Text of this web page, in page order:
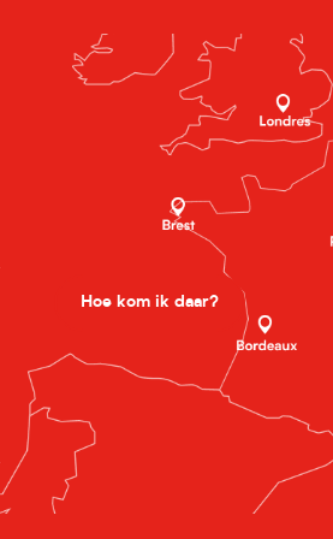
Hoe kom ik daar?